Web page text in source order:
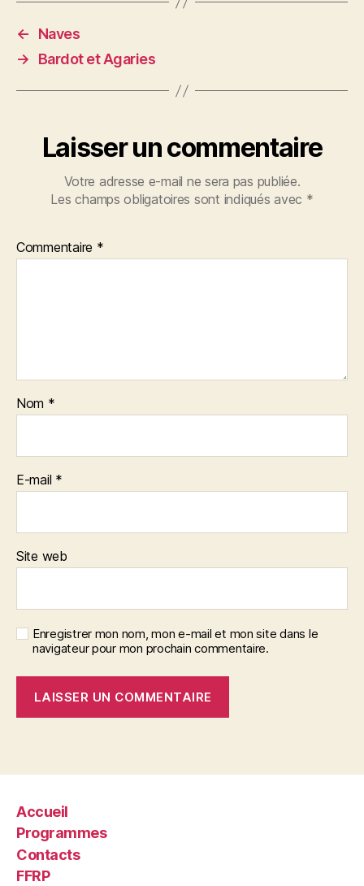
←
Naves
→
Bardot et Agaries
Laisser un commentaire
Votre adresse e-mail ne sera pas publiée.
Les champs obligatoires sont indiqués avec *
Commentaire *
Nom *
E-mail *
Site web
Enregistrer mon nom, mon e-mail et mon site dans le
navigateur pour mon prochain commentaire.
Accueil
Programmes
Contacts
FFRP